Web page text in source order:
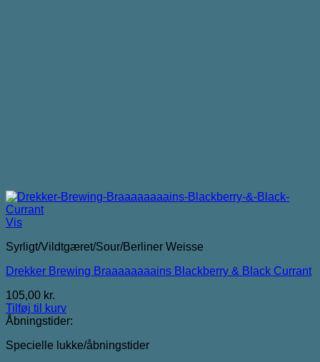
Vis
Syrligt/Vildtgæret/Sour/Berliner Weisse
Drekker Brewing Braaaaaaaains Blackberry & Black Currant
105,00 kr.
Tilføj til kurv
Åbningstider:
Specielle lukke/åbningstider